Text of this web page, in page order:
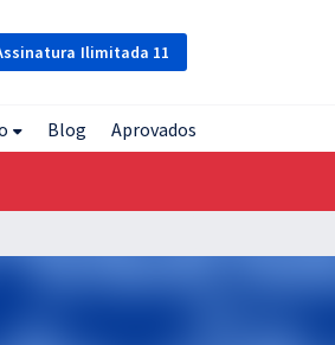
Ilimitada 11
Blog Aprovados